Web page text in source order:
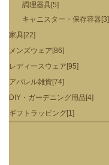
調理器具[5]
キャニスター・保存容器[3]
家具[22]
メンズウェア[86]
レディースウェア[95]
アパレル雑貨[74]
DIY・ガーデニング用品[4]
ギフトラッピング[1]